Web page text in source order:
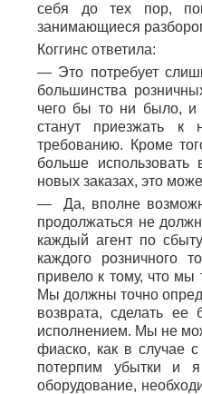
себя до тех пор,
занимающиеся
Коггинс ответила:
— Это потребует
большинства
чего бы то ни было, и
станут приезжать
требованию. Кроме
больше
новых заказах, это
— Да, вполне
продолжаться не
каждый агент по
каждого розничного
привело к тому, что мы
Мы должны точно
возврата, сделать ее
исполнением. Мы не
фиаско, как в случае
потерпим убытки и
оборудование,